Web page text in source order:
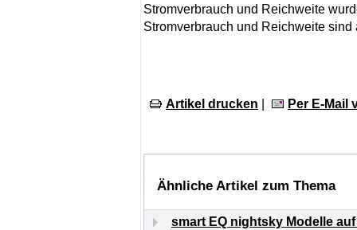
Stromverbrauch und Reichweite
Stromverbrauch und Reichweite
Artikel drucken Per E-Mail
Ähnliche Artikel zum Thema
smart EQ nightsky Modelle